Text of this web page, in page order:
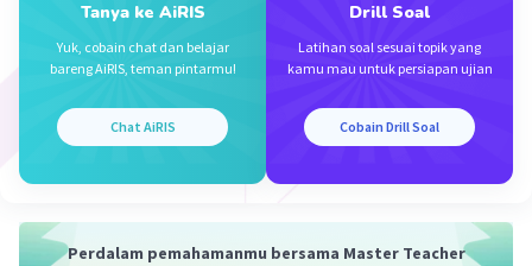
Q
(0 Balas
Tanya ke AiRIS
Yuk, cobain chat dan belajar
bareng AiRIS, teman pintarmu!
Chat AiRIS
Drill Soal
Latihan soal sesuai topik yang
kamu mau untuk persiapan ujian
Cobain Drill Soal
Perdalam pemahamanmu bersama Master Teacher